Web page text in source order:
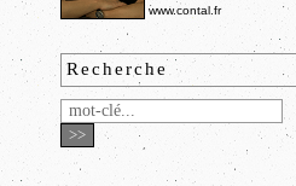
www.contal.fr
Recherche